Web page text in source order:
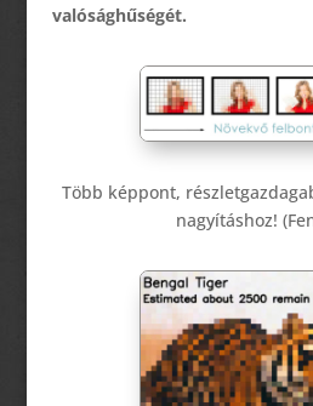
valósághűségét.
Több képpont,
nagyításhoz!